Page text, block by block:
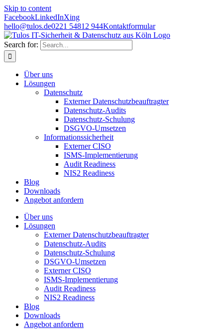
Skip to content
FacebookLinkedInXing
hello@tulos.de0221 54812 944Kontaktformular
Search for:
Über uns
Lösungen
Datenschutz
Externer Datenschutzbeauftragter
Datenschutz-Audits
Datenschutz-Schulung
DSGVO-Umsetzen
Informationssicherheit
Externer CISO
ISMS-Implementierung
Audit Readiness
NIS2 Readiness
Blog
Downloads
Angebot anfordern
Über uns
Lösungen
Externer Datenschutzbeauftragter
Datenschutz-Audits
Datenschutz-Schulung
DSGVO-Umsetzen
Externer CISO
ISMS-Implementierung
Audit Readiness
NIS2 Readiness
Blog
Downloads
Angebot anfordern